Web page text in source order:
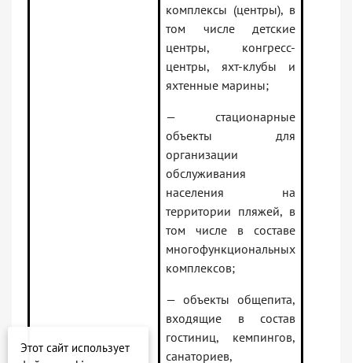
комплексы (центры), в
том числе детские
центры, конгресс-
центры, яхт-клубы и
яхтенные марины;
— стационарные
объекты для
организации
обслуживания
населения на
территории пляжей, в
том числе в составе
многофункциональных
комплексов;
— объекты общепита,
входящие в состав
гостиниц, кемпингов,
санаториев,
Этот сайт использует